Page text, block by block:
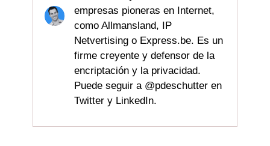
empresas pioneras en Internet,
como Allmansland, IP
Netvertising o Express.be. Es un
firme creyente y defensor de la
encriptación y la privacidad.
Puede seguir a @pdeschutter en
Twitter y LinkedIn.